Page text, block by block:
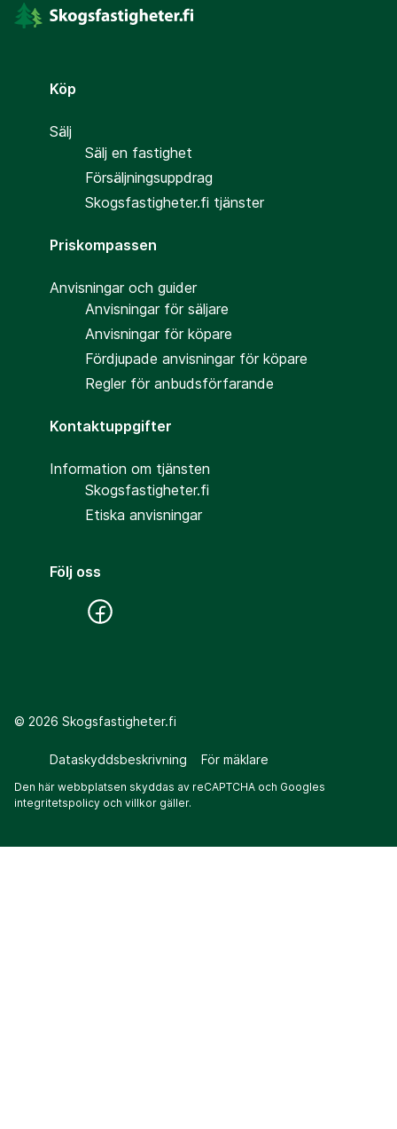
Köp
Sälj
Sälj en fastighet
Försäljningsuppdrag
Skogsfastigheter.fi tjänster
Priskompassen
Anvisningar och guider
Anvisningar för säljare
Anvisningar för köpare
Fördjupade anvisningar för köpare
Regler för anbudsförfarande
Kontaktuppgifter
Information om tjänsten
Skogsfastigheter.fi
Etiska anvisningar
Följ oss
© 2026 Skogsfastigheter.fi
Dataskyddsbeskrivning För mäklare
Den här webbplatsen skyddas av reCAPTCHA och Googles
integritetspolicy och villkor gäller.